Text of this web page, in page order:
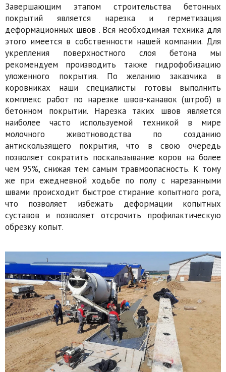
Завершающим этапом строительства бетонных
покрытий является нарезка и герметизация
деформационных швов . Вся необходимая техника для
этого имеется в собственности нашей компании. Для
укрепления поверхностного слоя бетона мы
рекомендуем производить также гидрофобизацию
уложенного покрытия. По желанию заказчика в
коровниках наши специалисты готовы выполнить
комплекс работ по нарезке швов-канавок (штроб) в
бетонном покрытии. Нарезка таких швов является
наиболее часто используемой техникой в мире
молочного животноводства по созданию
антискользящего покрытия, что в свою очередь
позволяет сократить поскальзывание коров на более
чем 95%, снижая тем самым травмоопасность. К тому
же при ежедневной ходьбе по полу с нарезанными
швами происходит быстрое стирание копытного рога,
что позволяет избежать деформации копытных
суставов и позволяет отсрочить профилактическую
обрезку копыт.